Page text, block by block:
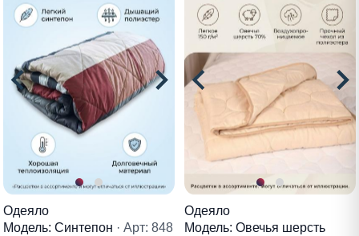
Одеяло
Модель: Синтепон · Арт: 848
Одеяло
Модель: Овечья шерсть